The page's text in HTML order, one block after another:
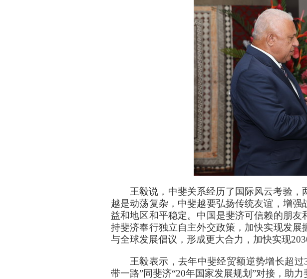
王毅说，中斐关系经历了国际风云考验
越是动荡复杂，中斐越要弘扬传统友谊，增
益和地区和平稳定。中国是斐济可信赖的朋
持斐济奉行独立自主外交政策，加快实现发
与全球发展倡议，形成更大合力，加快实现
王毅表示，去年中斐经贸额逆势增长超
带一路”同斐济“20年国家发展规划”对接，助